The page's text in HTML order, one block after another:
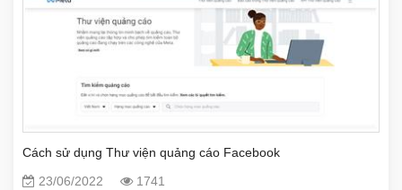
Cách sử dụng Thư viện quảng cáo Facebook
23/06/2022
1741